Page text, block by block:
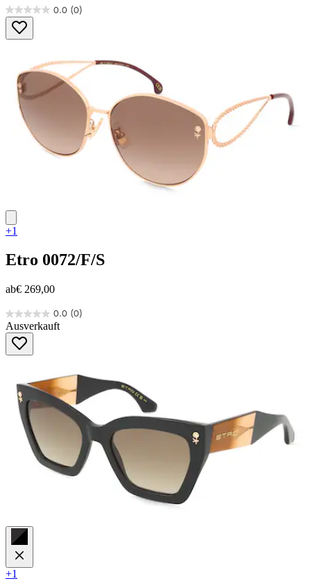
0.0 (0)
0.0
von
5
+1
Etro 0072/F/S
ab€ 269,00
0.0 (0)
0.0
von
Sternen.
Ausverkauft
+1